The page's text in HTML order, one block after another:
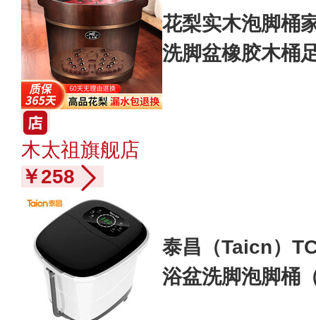
花梨实木泡脚桶
洗脚盆橡胶木桶
木太祖旗舰店
￥258
泰昌（Taicn）
浴盆洗脚泡脚桶